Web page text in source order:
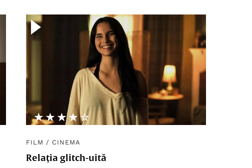
★★★★★
☆☆☆☆☆
FILM / CINEMA
Relația glitch-uită